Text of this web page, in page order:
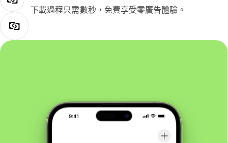
下載過程只需數秒，免費享受零廣告體驗。